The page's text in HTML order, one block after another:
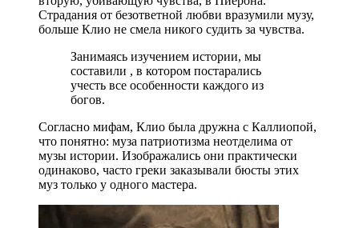
Страдания от безответной любви вразумили музу,
больше Клио не смела никого судить за чувства.
Занимаясь изучением истории, мы
составили , в котором постарались
учесть все особенности каждого из
богов.
Согласно мифам, Клио была дружна с Каллиопой,
что понятно: муза патриотизма неотделима от
музы истории. Изображались они практически
одинаково, часто греки заказывали бюсты этих
муз только у одного мастера.